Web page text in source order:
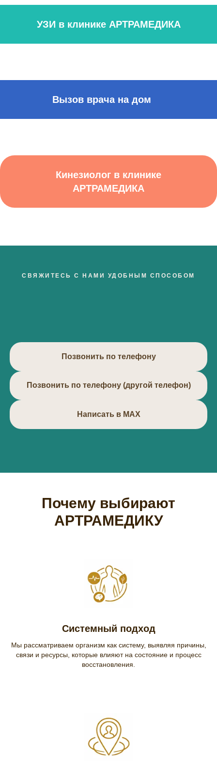
УЗИ в клинике АРТРАМЕДИКА
Вызов врача на дом
Кинезиолог в клинике
АРТРАМЕДИКА
СВЯЖИТЕСЬ С НАМИ УДОБНЫМ СПОСОБОМ
Позвонить по телефону
Позвонить по телефону (другой телефон)
Написать в МАХ
Почему выбирают
АРТРАМЕДИКУ
Системный подход
Мы рассматриваем организм как систему, выявляя причины,
связи и ресурсы, которые влияют на состояние и процесс
восстановления.